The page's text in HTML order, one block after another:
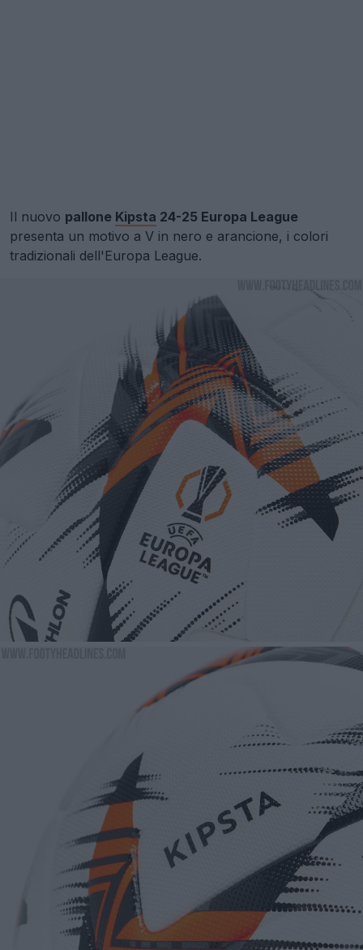
Il nuovo pallone Kipsta 24-25 Europa League
presenta un motivo a V in nero e arancione, i colori
tradizionali dell'Europa League.